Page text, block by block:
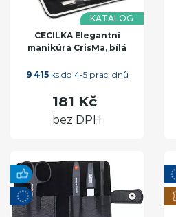
KATALOG
CECILKA Elegantní
manikúra CrisMa, bílá
9 415ks do 4-5 prac. dnů
181 Kč
bez DPH